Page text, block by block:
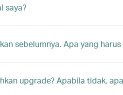
saya?
sebelumnya. Apa yang harus
upgrade? Apabila tidak,